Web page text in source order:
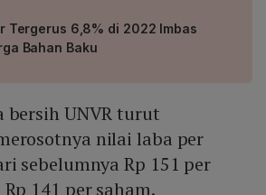
Tergerus 6,8% di 2022 Imbas
Bahan Baku
bersih UNVR turut
nilai laba per
sebelumnya Rp 151 per
141 per saham.